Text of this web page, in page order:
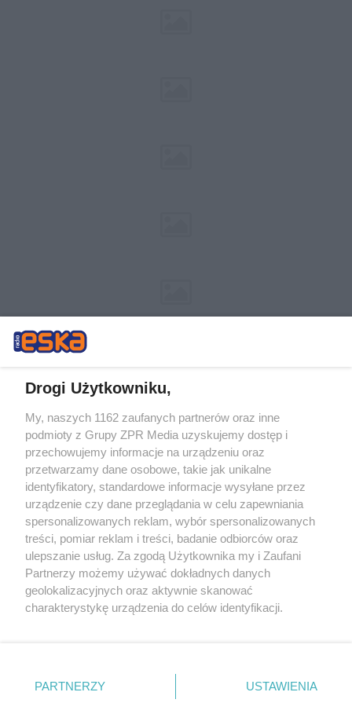
Żaden utwór zamieszczony w serwisie nie może być powielany i
rozpowszechniany lub dalej rozpowszechniany w jakikolwiek sposób (w
tym także elektroniczny lub mechaniczny) na jakimkolwiek polu
eksploatacji w jakiejkolwiek formie, włącznie z umieszczaniem w
Internecie bez pisemnej zgody właściciela praw. Jakiekolwiek użycie lub
wykorzystanie utworów w całości lub w części z naruszeniem prawa,
tzn. bez właściwej zgody, jest zabronione pod groźbą kary i może być
ścigane prawnie.
Drogi Użytkowniku,
My, naszych 1162 zaufanych partnerów oraz inne
podmioty z Grupy ZPR Media uzyskujemy dostęp i
przechowujemy informacje na urządzeniu oraz
przetwarzamy dane osobowe, takie jak unikalne
identyfikatory, standardowe informacje wysyłane przez
urządzenie czy dane przeglądania w celu zapewniania
spersonalizowanych reklam, wybór spersonalizowanych
treści, pomiar reklam i treści, badanie odbiorców oraz
ulepszanie usług. Za zgodą Użytkownika my i Zaufani
Partnerzy możemy używać dokładnych danych
geolokalizacyjnych oraz aktywnie skanować
charakterystykę urządzenia do celów identyfikacji.
zmienić/wycofać klikając przycisk ustawień prywatności
znajdujący się w lewym dolnym rogu strony
PARTNERZY USTAWIENIA